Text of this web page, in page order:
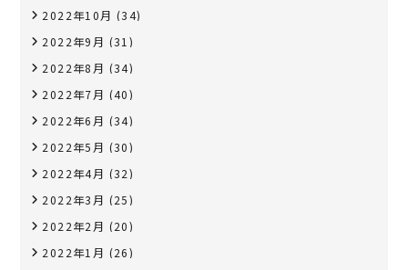
2022年10月 (34)
2022年9月 (31)
2022年8月 (34)
2022年7月 (40)
2022年6月 (34)
2022年5月 (30)
2022年4月 (32)
2022年3月 (25)
2022年2月 (20)
2022年1月 (26)